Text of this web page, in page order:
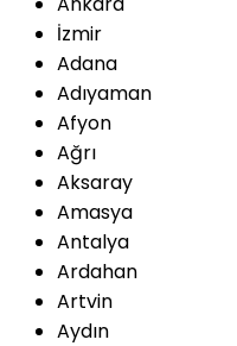
İzmir
Adana
Adıyaman
Afyon
Ağrı
Aksaray
Amasya
Antalya
Ardahan
Artvin
Aydın